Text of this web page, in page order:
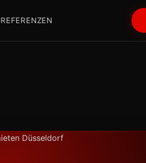
REFERENZEN